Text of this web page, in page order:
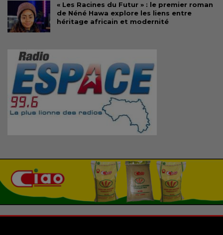
« Les Racines du Futur » : le premier roman
de Néné Hawa explore les liens entre
héritage africain et modernité